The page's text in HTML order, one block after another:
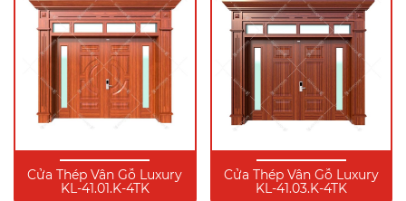
Cửa Thép Vân Gỗ Luxury
KL-41.01.K-4TK
Cửa Thép Vân Gỗ Luxury
KL-41.03.K-4TK